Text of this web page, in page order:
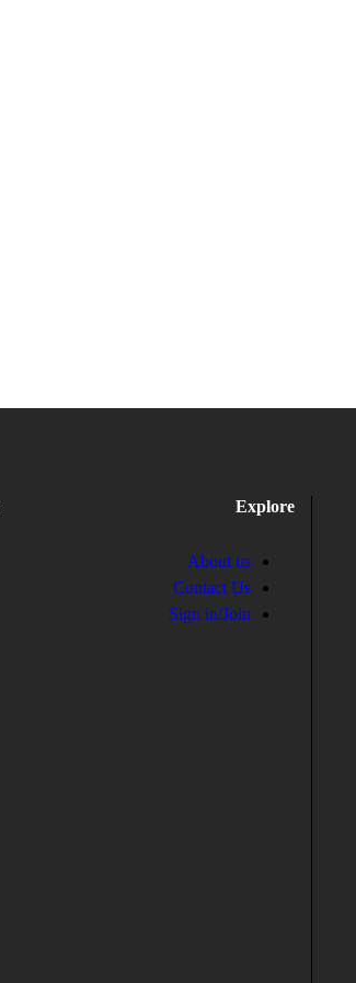
Explore
About us
Contact Us
Sign in/Join